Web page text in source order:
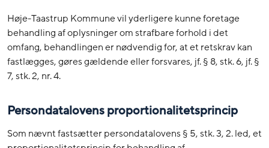
Høje-Taastrup Kommune vil yderligere kunne foretage
behandling af oplysninger om strafbare forhold i det
omfang, behandlingen er nødvendig for, at et retskrav kan
fastlægges, gøres gældende eller forsvares, jf. § 8, stk. 6, jf. §
7, stk. 2, nr. 4.
Persondatalovens proportionalitetsprincip
Som nævnt fastsætter persondatalovens § 5, stk. 3, 2. led, et